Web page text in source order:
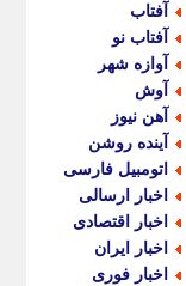
آفتاب
آفتاب نو
آوازه شهر
آوش
آهن نیوز
آینده روشن
اتومبیل فارسی
اخبار ارسالی
اخبار اقتصادی
اخبار ایران
اخبار فوری